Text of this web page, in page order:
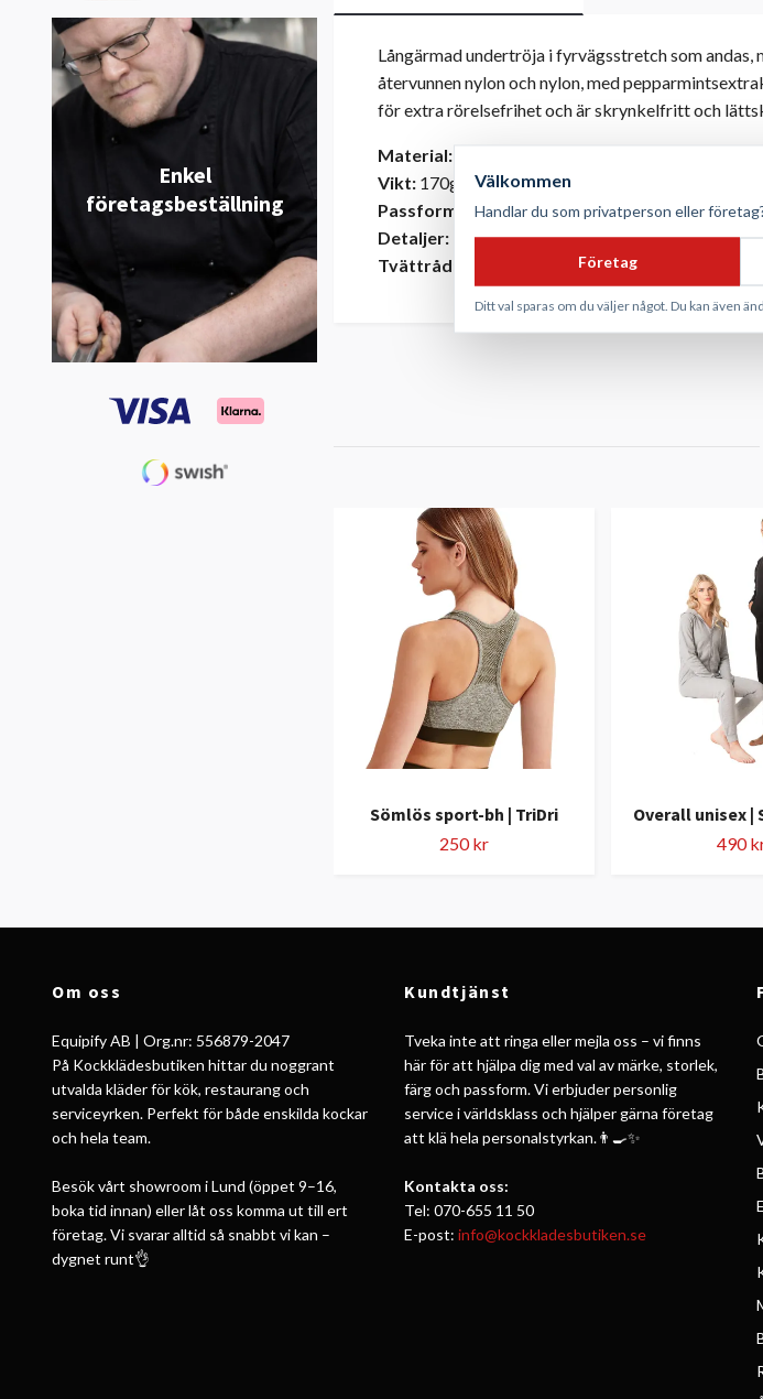
Enkel
företagsbeställning
Långärmad undertröja i fyrvägsstretch som
återvunnen nylon och nylon, med
för extra rörelsefrihet och är skrynkelfritt och
Material:
Vikt: 170g/m²
Passform:
Sömlös kropp, raglanärm
Detaljer: Fyrvägsstretch, jacquardmönster,
Tvättråd:
Maskintvätt upp till 60?°C
Sömlös sport-bh | TriDri
250 kr
Overall unisex |
490
Om oss
Equipify AB | Org.nr: 556879-2047
På Kockklädesbutiken hittar du noggrant
utvalda kläder för kök, restaurang och
serviceyrken. Perfekt för både enskilda kockar
och hela team.
Besök vårt showroom i Lund (öppet 9–16,
boka tid innan) eller låt oss komma ut till ert
företag. Vi svarar alltid så snabbt vi kan –
dygnet runt👌
Kundtjänst
Tveka inte att ringa eller mejla oss – vi finns
här för att hjälpa dig med val av märke, storlek,
färg och passform. Vi erbjuder personlig
service i världsklass och hjälper gärna företag
att klä hela personalstyrkan.👨‍🍳✨
Kontakta oss:
Tel: 070-655 11 50
E-post: info@kockkladesbutiken.se
Välkommen
Handlar du som privatperson eller
Företag
Ditt val sparas om du väljer något. Du kan även